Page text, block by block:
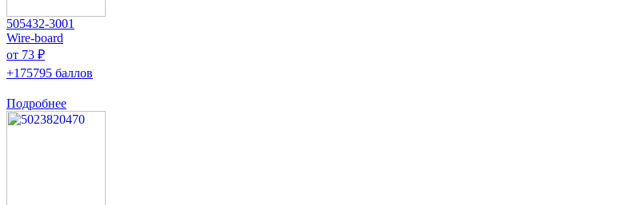
505432-3001
Wire-board
от 73 ₽
+175795 баллов
Подробнее